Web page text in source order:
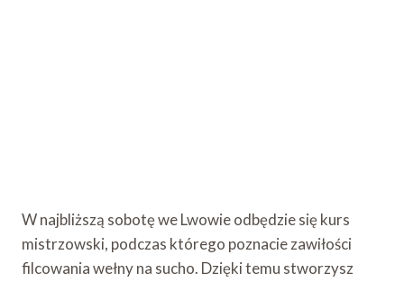
W najbliższą sobotę we Lwowie odbędzie się kurs
mistrzowski, podczas którego poznacie zawiłości
filcowania wełny na sucho. Dzięki temu stworzysz